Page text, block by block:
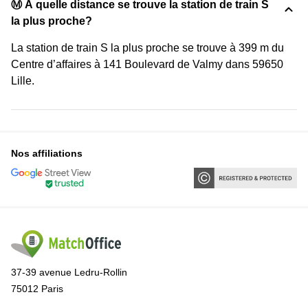
Ⓜ️ À quelle distance se trouve la station de train S
la plus proche?
La station de train S la plus proche se trouve à 399 m du
Centre d’affaires à 141 Boulevard de Valmy dans 59650
Lille.
Nos affiliations
37-39 avenue Ledru-Rollin
75012 Paris